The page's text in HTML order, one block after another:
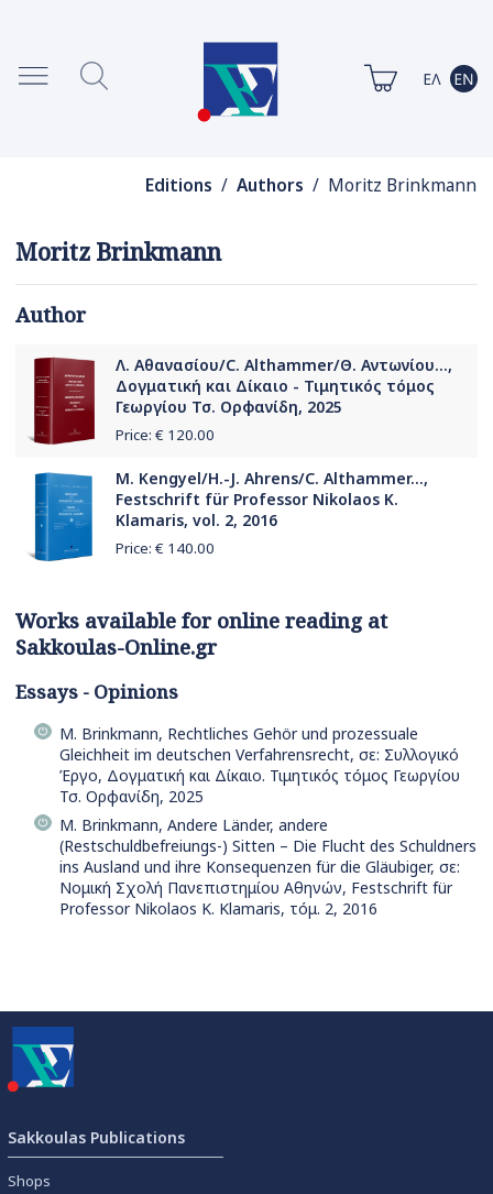
Editions / Authors / Moritz Brinkmann
Moritz Brinkmann
Author
Λ. Αθανασίου/C. Althammer/Θ. Αντωνίου...,
Δογματική και Δίκαιο - Τιμητικός τόμος
Γεωργίου Τσ. Ορφανίδη, 2025
Price: € 120.00
M. Kengyel/H.-J. Ahrens/C. Althammer...,
Festschrift für Professor Nikolaos K.
Klamaris, vol. 2, 2016
Price: € 140.00
Works available for online reading at
Sakkoulas-Online.gr
Essays - Opinions
M. Brinkmann, Rechtliches Gehör und prozessuale
Gleichheit im deutschen Verfahrensrecht, σε: Συλλογικό
Έργο, Δογματική και Δίκαιο. Τιμητικός τόμος Γεωργίου
Τσ. Ορφανίδη, 2025
M. Brinkmann, Andere Länder, andere
(Restschuldbefreiungs-) Sitten – Die Flucht des Schuldners
ins Ausland und ihre Konsequenzen für die Gläubiger, σε:
Νομική Σχολή Πανεπιστημίου Αθηνών, Festschrift für
Professor Nikolaos K. Klamaris, τόμ. 2, 2016
Sakkoulas Publications
Shops